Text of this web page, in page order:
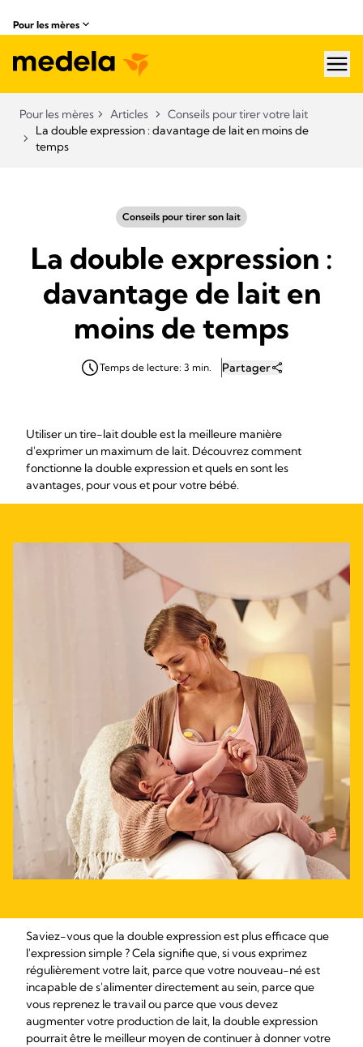
Pour les mères
Pour les mères Articles
Conseils pour tirer votre lait
La double expression : davantage de lait en moins de
temps
Conseils pour tirer son lait
La double expression :
davantage de lait en
moins de temps
Temps de lecture: 3 min. Partager
Utiliser un tire-lait double est la meilleure manière
d'exprimer un maximum de lait. Découvrez comment
fonctionne la double expression et quels en sont les
avantages, pour vous et pour votre bébé.
Saviez-vous que la double expression est plus efficace que
l'expression simple ? Cela signifie que, si vous exprimez
régulièrement votre lait, parce que votre nouveau-né est
incapable de s'alimenter directement au sein, parce que
vous reprenez le travail ou parce que vous devez
augmenter votre production de lait, la double expression
pourrait être le meilleur moyen de continuer à donner votre